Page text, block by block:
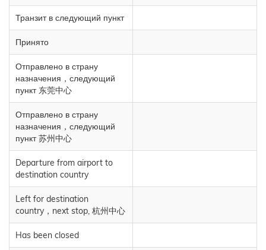
Транзит в следующий пункт
Принято
Отправлено в страну
назначения，следующий
пункт 东莞中心
Отправлено в страну
назначения，следующий
пункт 苏州中心
Departure from airport to
destination country
Left for destination
country，next stop, 杭州中心
Has been closed